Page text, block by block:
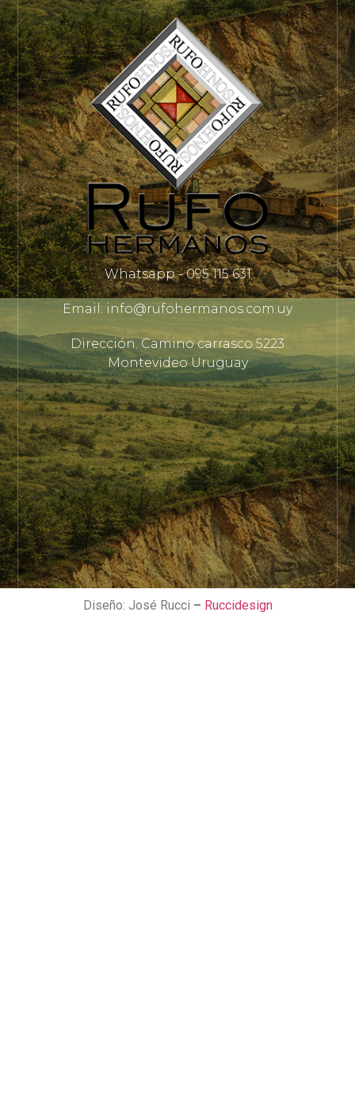
Whatsapp - 095 115 631
Email: info@rufohermanos.com.uy
Dirección. Camino carrasco 5223
Montevideo Uruguay
Diseño: José Rucci – Ruccidesign